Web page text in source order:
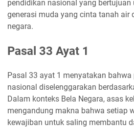
pendidikan nasional yang
generasi muda yang cinta tanah air
negara.
Pasal 33 Ayat 1
Pasal 33 ayat 1 menyatakan bahwa
nasional diselenggarakan
Dalam konteks Bela Negara, asas
mengandung makna bahwa setiap
kewajiban untuk saling membantu